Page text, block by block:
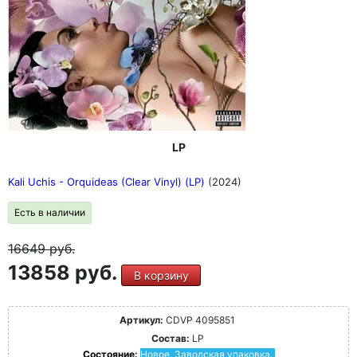
LP
Kali Uchis - Orquideas (Clear Vinyl) (LP) (2024)
Есть в наличии
16649руб.
13858 руб. В корзину
Артикул: CDVP 4095851
Состав: LP
Состояние: Новое. Заводская упаковка.